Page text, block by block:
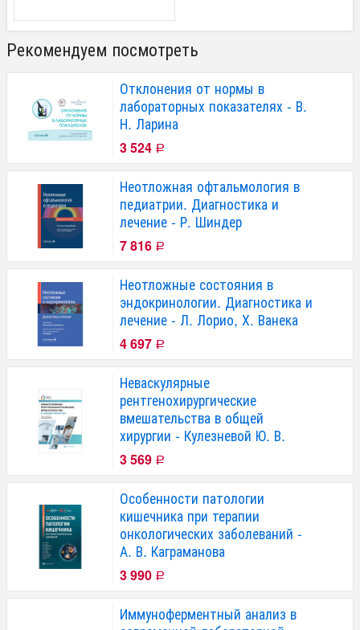
Рекомендуем посмотреть
Отклонения от нормы в
лабораторных показателях - В.
Н. Ларина
3 524 Р
Неотложная офтальмология в
педиатрии. Диагностика и
лечение - Р. Шиндер
7 816 Р
Неотложные состояния в
эндокринологии. Диагностика и
лечение - Л. Лорио, Х. Ванека
4 697 Р
Неваскулярные
рентгенохирургические
вмешательства в общей
хирургии - Кулезневой Ю. В.
3 569 Р
Особенности патологии
кишечника при терапии
онкологических заболеваний -
А. В. Каграманова
3 990 Р
Иммуноферментный анализ в